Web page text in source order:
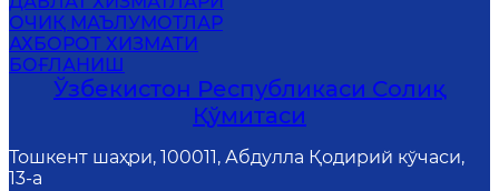
ОЧИҚ МАЪЛУМОТЛАР
АХБОРОТ ХИЗМАТИ
БОҒЛАНИШ
Ўзбекистон Республикаси Солиқ
Қўмитаси
Тошкент шаҳри, 100011, Абдулла Қодирий кўчаси,
13-a